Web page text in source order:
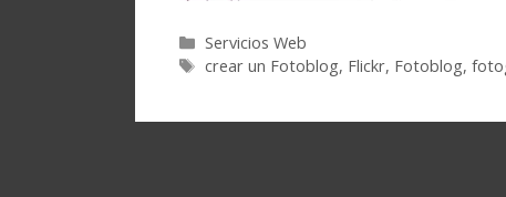
Categorías
Servicios Web
Etiquetas
crear un Fotoblog, Flickr, Fotoblog,